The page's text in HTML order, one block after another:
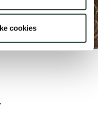
cookies
.